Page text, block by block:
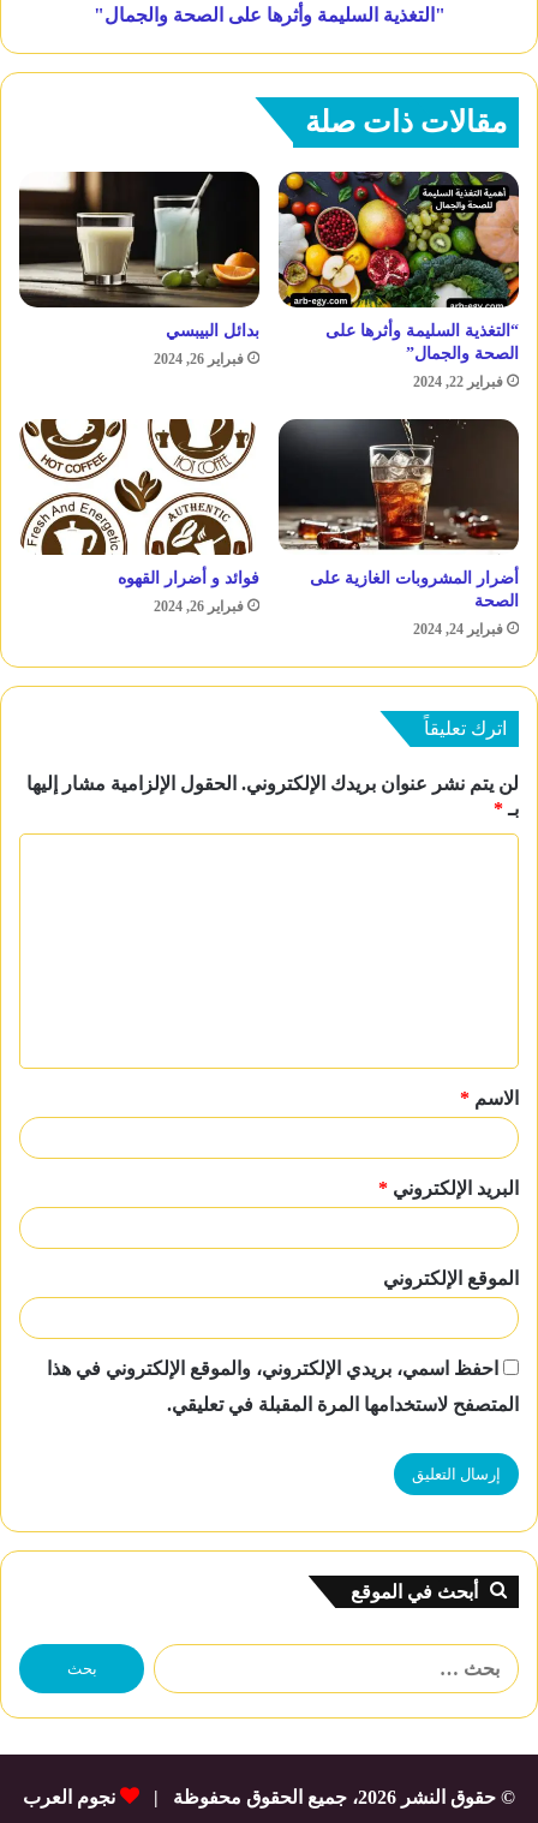
"التغذية السليمة وأثرها على الصحة والجمال"
مقالات ذات صلة
“التغذية السليمة وأثرها على
الصحة والجمال”
فبراير 22, 2024
بدائل البيبسي
فبراير 26, 2024
أضرار المشروبات الغازية على
الصحة
فبراير 24, 2024
فوائد و أضرار القهوه
فبراير 26, 2024
اترك تعليقاً
لن يتم نشر عنوان بريدك الإلكتروني. الحقول الإلزامية مشار إليها
بـ*
ق
*الاسم *
البريد الإلكتروني *
الموقع الإلكتروني
احفظ اسمي، بريدي الإلكتروني، والموقع الإلكتروني في هذا
المتصفح لاستخدامها المرة المقبلة في تعليقي.
أبحث في الموقع
البحث
عن:
© حقوق النشر 2026، جميع الحقوق محفوظة | نجوم العرب